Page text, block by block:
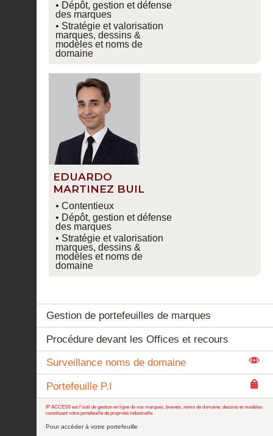
• Dépôt, gestion et défense
des marques
• Stratégie et valorisation
marques, dessins &
modèles et noms de
domaine
EDUARDO
MARTINEZ BUIL
• Contentieux
• Dépôt, gestion et défense
des marques
• Stratégie et valorisation
marques, dessins &
modèles et noms de
domaine
Gestion de portefeuilles de marques
Procédure devant les Offices et recours
Surveillance noms de domaine
Portefeuille P.I
IP ACCESS est l’outil de gestion en ligne de vos marques, brevets, noms de domaine, dessins et modèles
constituant votre portefeuille de propriété industrielle.
Pour accéder à votre portefeuille